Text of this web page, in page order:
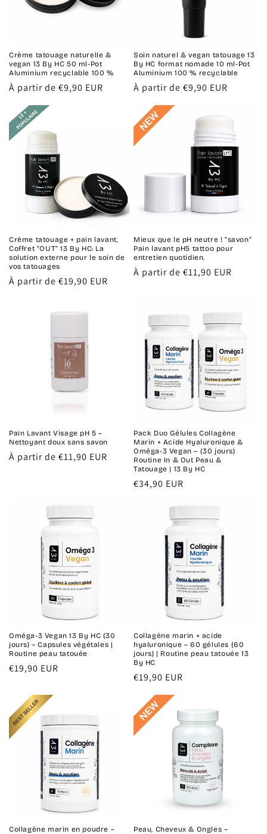
Crème tatouage naturelle &
vegan 13 By HC 50 ml-Pot
Aluminium recyclable 100 %
Prix
À partir de €9,90 EUR
Soin naturel & vegan tatouage 13
By HC format nomade 10 ml-Pot
Aluminium 100 % recyclable
Prix
À partir de €9,90 EUR
Crème tatouage + pain lavant,
Coffret "OUT" 13 By HC: La
solution externe pour le soin de
vos tatouages
Prix
À partir de €19,90 EUR
Mieux que le pH neutre ! "savon"
Pain lavant pH5 tattoo pour
entretien quotidien.
Prix
À partir de €11,90 EUR
Pain Lavant Visage pH 5 –
Nettoyant doux sans savon
Prix
À partir de €11,90 EUR
Pack Duo Gélules Collagène
Marin + Acide Hyaluronique &
Oméga-3 Vegan – (30 jours)
Routine In & Out Peau &
Tatouage | 13 By HC
Prix
€34,90 EUR
Oméga-3 Vegan 13 By HC (30
jours) – Capsules végétales |
Routine peau tatouée
Prix
€19,90 EUR
Collagène marin + acide
hyaluronique – 60 gélules (60
jours) | Routine peau tatouée 13
By HC
Prix
€19,90 EUR
Collagène marin en poudre –
Peau, Cheveux & Ongles –